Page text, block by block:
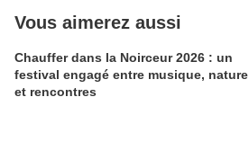
Vous aimerez aussi
Chauffer dans la Noirceur 2026 : un
festival engagé entre musique, nature
et rencontres